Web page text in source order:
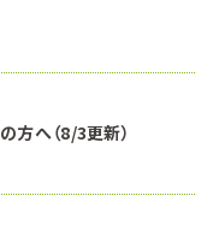
方へ（8/3更新）